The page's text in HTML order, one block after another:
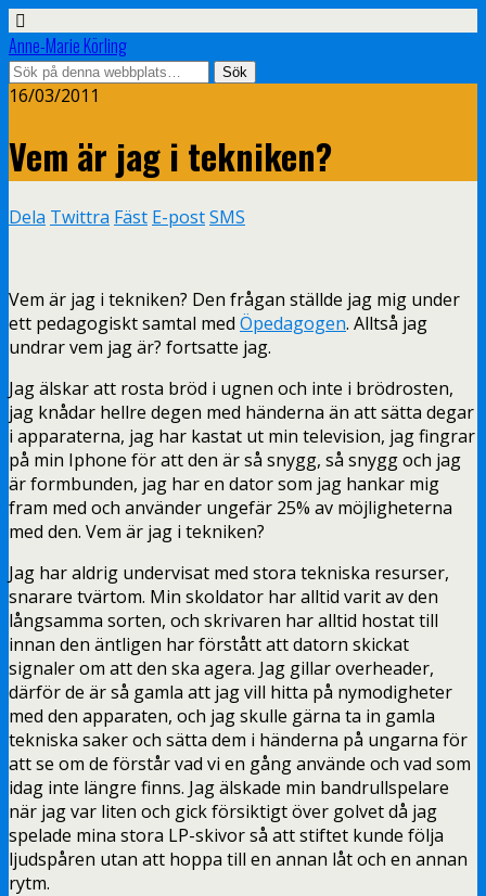
Anne-Marie Körling
16/03/2011
Vem är jag i tekniken?
Dela Twittra Fäst E-postSMS
Vem är jag i tekniken? Den frågan ställde jag mig under
ett pedagogiskt samtal med Öpedagogen. Alltså jag
undrar vem jag är? fortsatte jag.
Jag älskar att rosta bröd i ugnen och inte i brödrosten,
jag knådar hellre degen med händerna än att sätta degar
i apparaterna, jag har kastat ut min television, jag fingrar
på min Iphone för att den är så snygg, så snygg och jag
är formbunden, jag har en dator som jag hankar mig
fram med och använder ungefär 25% av möjligheterna
med den. Vem är jag i tekniken?
Jag har aldrig undervisat med stora tekniska resurser,
snarare tvärtom. Min skoldator har alltid varit av den
långsamma sorten, och skrivaren har alltid hostat till
innan den äntligen har förstått att datorn skickat
signaler om att den ska agera. Jag gillar overheader,
därför de är så gamla att jag vill hitta på nymodigheter
med den apparaten, och jag skulle gärna ta in gamla
tekniska saker och sätta dem i händerna på ungarna för
att se om de förstår vad vi en gång använde och vad som
idag inte längre finns. Jag älskade min bandrullspelare
när jag var liten och gick försiktigt över golvet då jag
spelade mina stora LP-skivor så att stiftet kunde följa
ljudspåren utan att hoppa till en annan låt och en annan
rytm.